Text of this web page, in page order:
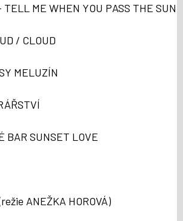
TELL ME WHEN YOU PASS THE SUN
/ CLOUD
MELUZÍN
BAR SUNSET LOVE
ANEŽKA HOROVÁ)